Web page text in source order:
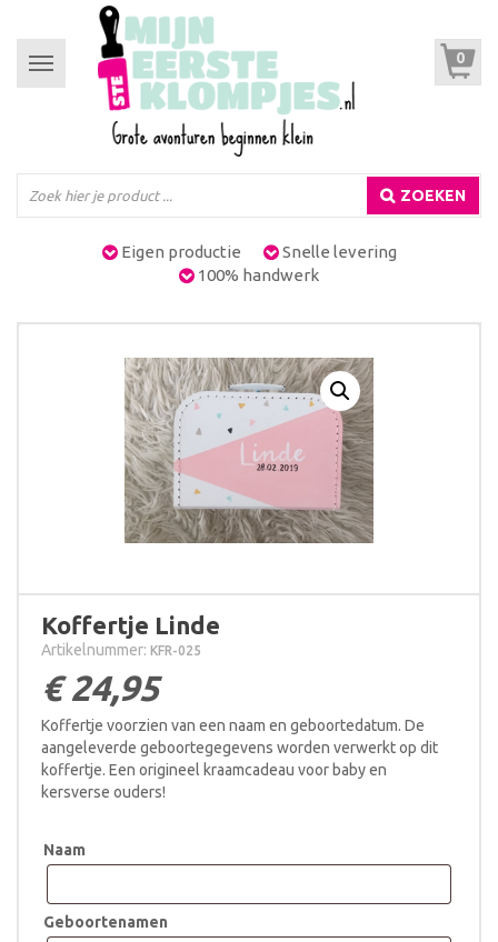
Toggle
navigation
0
ZOEKEN
Eigen productie
Snelle levering
100% handwerk
Koffertje Linde
Artikelnummer: KFR-025
€24,95
Koffertje voorzien van een naam en geboortedatum. De
aangeleverde geboortegegevens worden verwerkt op dit
koffertje. Een origineel kraamcadeau voor baby en
kersverse ouders!
Naam
Geboortenamen